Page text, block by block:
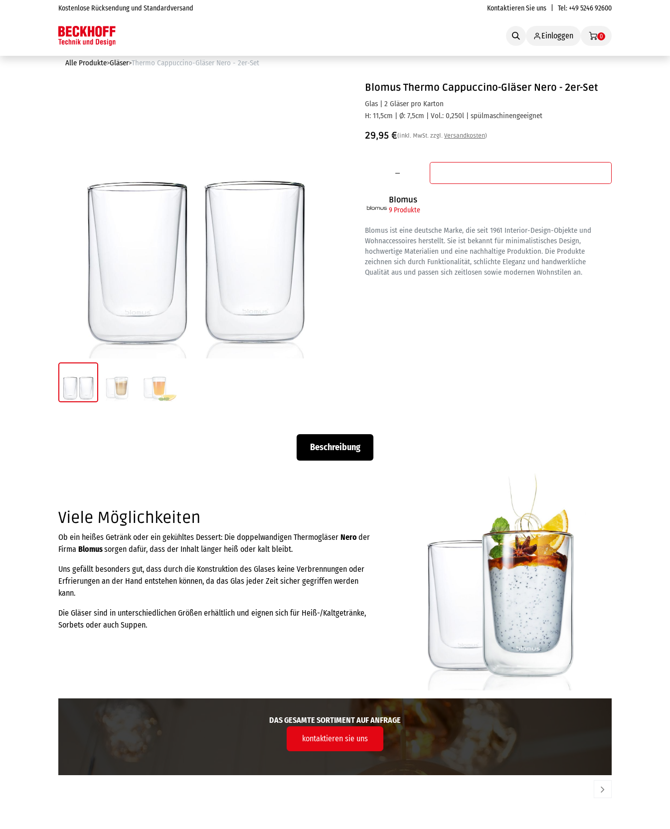
Zum Inhalt springenKostenlose Rücksendung und Standardversand Kontaktieren Sie uns | Tel:+49 5246 92600
Einloggen 0
Alle Produkte Gläser Thermo Cappuccino-Gläser Nero - 2er-Set
Blomus Thermo Cappuccino-Gläser Nero - 2er-Set
Glas | 2 Gläser pro Karton
H: 11,5cm | Ø: 7,5cm | Vol.: 0,250l | spülmaschinengeeignet
29,95 €(inkl. MwSt. zzgl. Versandkosten)
Blomus
9 Produkte
Blomus ist eine deutsche Marke, die seit 1961 Interior-Design-Objekte und
Wohnaccessoires herstellt. Sie ist bekannt für minimalistisches Design,
hochwertige Materialien und eine nachhaltige Produktion. Die Produkte
zeichnen sich durch Funktionalität, schlichte Eleganz und handwerkliche
Qualität aus und passen sich zeitlosen sowie modernen Wohnstilen an.
Beschreibung
Viele Möglichkeiten
Ob ein heißes Getränk oder ein gekühltes Dessert: Die doppelwandigen Thermogläser Nero der
Firma Blomussorgen dafür, dass der Inhalt länger heiß oder kalt bleibt.
Uns gefällt besonders gut, dass durch die Konstruktion des Glases keine Verbrennungen oder
Erfrierungen an der Hand entstehen können, da das Glas jeder Zeit sicher gegriffen werden
kann.
Die Gläser sind in unterschiedlichen Größen erhältlich und eignen sich für Heiß-/Kaltgetränke,
Sorbets oder auch Suppen.
DAS GESAMTE SORTIMENT AUF ANFRAGE
kontaktieren sie uns